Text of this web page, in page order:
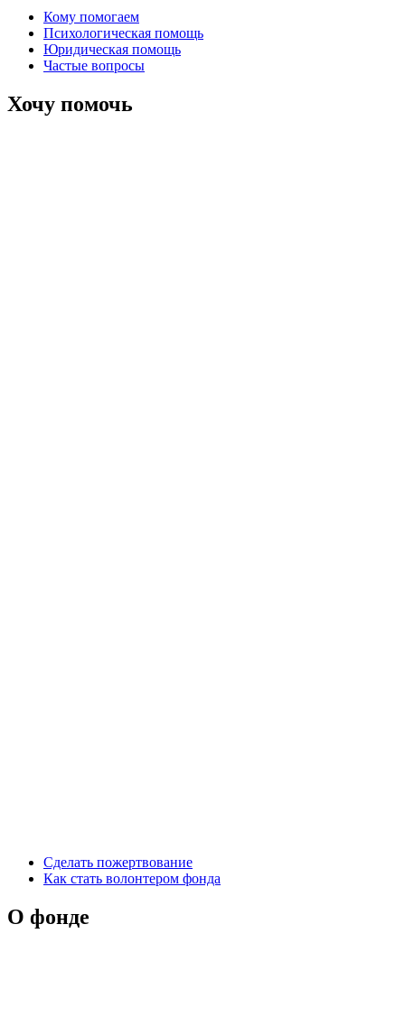
Кому помогаем
Психологическая помощь
Юридическая помощь
Частые вопросы
Хочу помочь
Сделать пожертвование
Как стать волонтером фонда
О фонде